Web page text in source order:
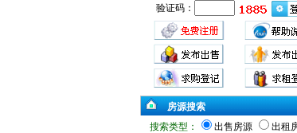
验证码：
房源搜索
搜索类型：
出售房源
出租